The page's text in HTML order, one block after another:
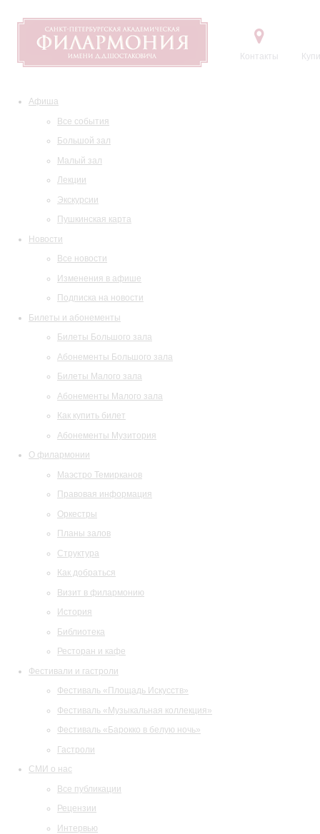
Контакты
Афиша
Все события
Большой зал
Малый зал
Лекции
Экскурсии
Пушкинская карта
Новости
Все новости
Изменения в афише
Подписка на новости
Билеты и абонементы
Билеты Большого зала
Абонементы Большого зала
Билеты Малого зала
Абонементы Малого зала
Как купить билет
Абонементы Музитория
О филармонии
Маэстро Темирканов
Правовая информация
Оркестры
Планы залов
Структура
Как добраться
Визит в филармонию
История
Библиотека
Ресторан и кафе
Фестивали и гастроли
Фестиваль «Площадь Искусств»
Фестиваль «Музыкальная коллекция»
Фестиваль «Барокко в белую ночь»
Гастроли
СМИ о нас
Все публикации
Рецензии
Интервью